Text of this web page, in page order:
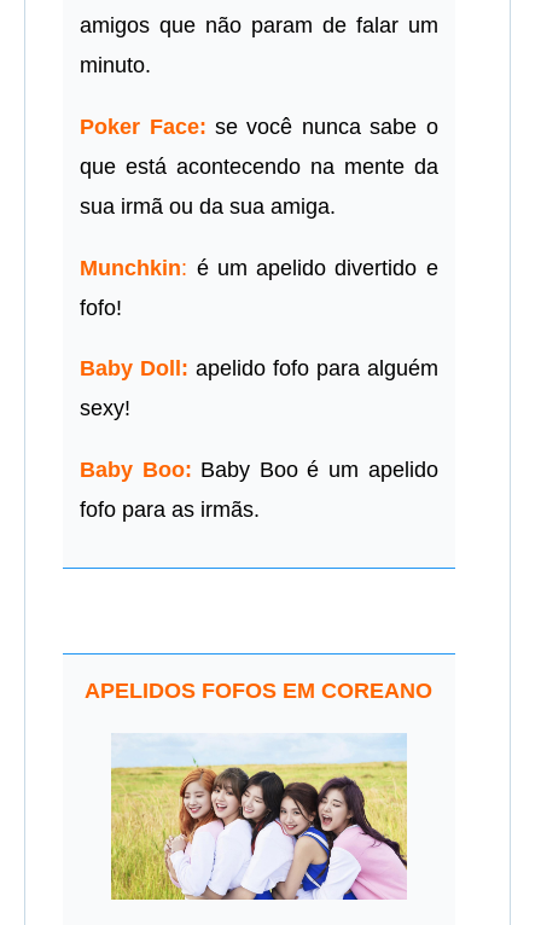
amigos que não param de falar um
minuto.
Poker Face:se você nunca sabe o
que está acontecendo na mente da
sua irmã ou da sua amiga.
Munchkin: é um apelido divertido e
fofo!
Baby Doll: apelido fofo para alguém
sexy!
Baby Boo: Baby Boo é um apelido
fofo para as irmãs.
APELIDOS FOFOS EM COREANO